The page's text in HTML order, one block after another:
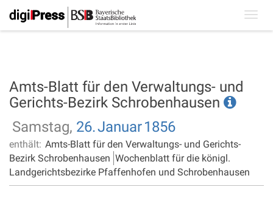
Amts-Blatt für den Verwaltungs- und
Gerichts-Bezirk Schrobenhausen
Samstag, 26.Januar1856
enthält: Amts-Blatt für den Verwaltungs- und Gerichts-
Bezirk Schrobenhausen Wochenblatt für die königl.
Landgerichtsbezirke Pfaffenhofen und Schrobenhausen